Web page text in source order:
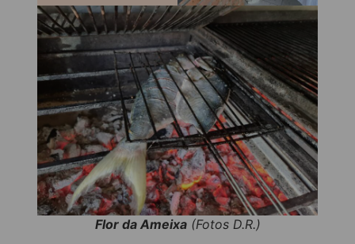
Flor da Ameixa(Fotos D.R.)